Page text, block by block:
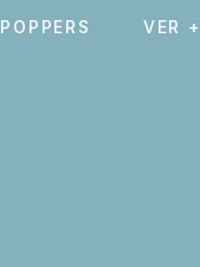
POPPERS VER +